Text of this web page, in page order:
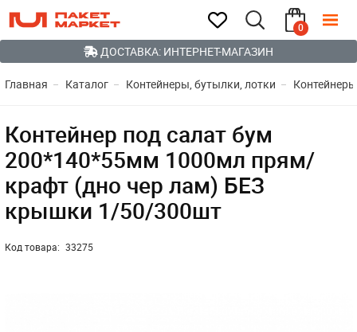
0
ДОСТАВКА: ИНТЕРНЕТ-МАГАЗИН
Главная Каталог Контейнеры, бутылки, лотки
Контейнер под салат бум
200*140*55мм 1000мл прям/
крафт (дно чер лам) БЕЗ
крышки 1/50/300шт
Код товара: 33275